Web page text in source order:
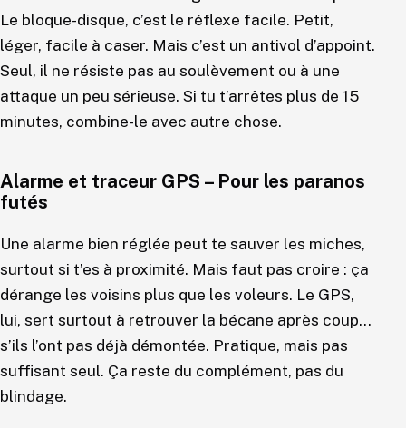
Le bloque-disque, c’est le réflexe facile. Petit,
léger, facile à caser. Mais c’est un antivol d’appoint.
Seul, il ne résiste pas au soulèvement ou à une
attaque un peu sérieuse. Si tu t’arrêtes plus de 15
minutes, combine-le avec autre chose.
Alarme et traceur GPS – Pour les paranos
futés
Une alarme bien réglée peut te sauver les miches,
surtout si t’es à proximité. Mais faut pas croire : ça
dérange les voisins plus que les voleurs. Le GPS,
lui, sert surtout à retrouver la bécane après coup…
s’ils l’ont pas déjà démontée. Pratique, mais pas
suffisant seul. Ça reste du complément, pas du
blindage.